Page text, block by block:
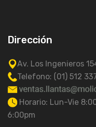
Dirección
Av. Los Ingenieros
Telefono: (01) 512
Horario: Lun-Vie
6:00pm